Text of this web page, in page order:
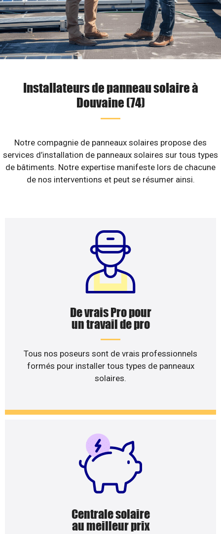
Installateurs de panneau solaire à
Douvaine (74)
Notre compagnie de panneaux solaires propose des
services d’installation de panneaux solaires sur tous types
de bâtiments. Notre expertise manifeste lors de chacune
de nos interventions et peut se résumer ainsi.
De vrais Pro pour
un travail de pro
Tous nos poseurs sont de vrais professionnels
formés pour installer tous types de panneaux
solaires.
Centrale solaire
au meilleur prix